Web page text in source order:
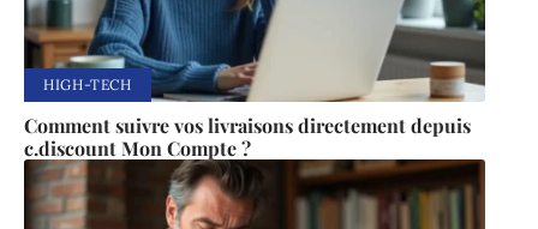
HIGH-TECH
Comment suivre vos livraisons directement depuis
c.discount Mon Compte ?